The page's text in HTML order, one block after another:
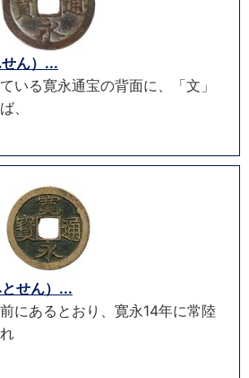
ん）...
いる寛永通宝の背面に、「文」
、
せん）...
にあるとおり、寛永14年に常陸